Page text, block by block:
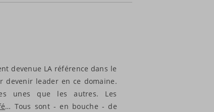
devenue LA référence dans le
devenir leader en ce domaine.
unes que les autres. Les
… Tous sont - en bouche - de